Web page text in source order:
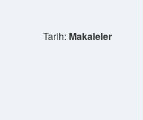
Tarih: Makaleler